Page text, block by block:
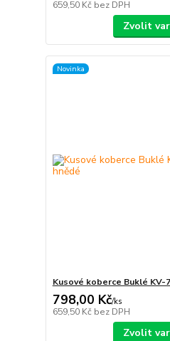
659,50 Kč bez DPH
Zvolit
Novinka
Kusové koberce Buklé KV-
798,00 Kč/ks
659,50 Kč bez DPH
Zvolit